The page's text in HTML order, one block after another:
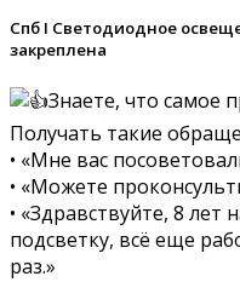
Спб I Светодиодное
закреплена
Знаете, что самое
Получать такие
• «Мне вас
• «Можете
• «Здравствуйте, 8 лет
подсветку, всё еще
раз.»